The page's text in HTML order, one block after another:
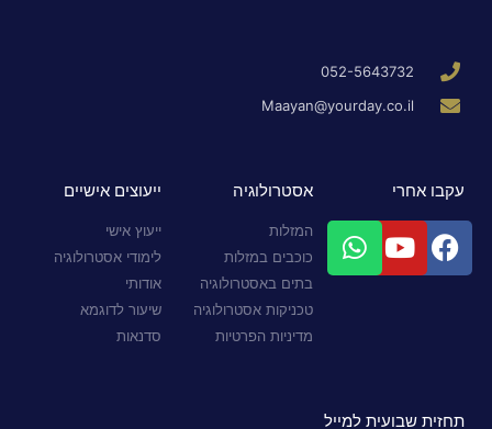
052-5643732
Maayan@yourday.co.il
עקבו אחרי אסטרולוגיה
המזלות
כוכבים במזלות
בתים באסטרולוגיה
טכניקות אסטרולוגיה
מדיניות הפרטיות
ייעוצים אישיים
ייעוץ אישי
לימודי אסטרולוגיה
אודותי
שיעור לדוגמא
סדנאות
תחזית שבועית למייל